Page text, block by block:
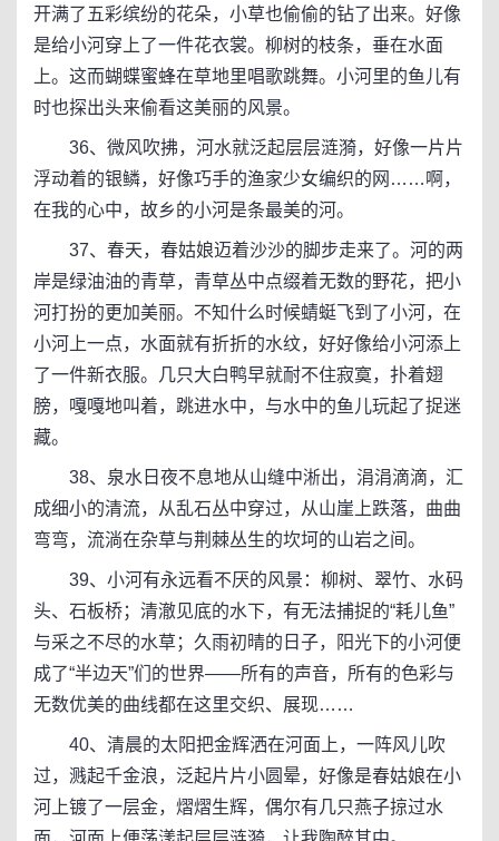
开满了五彩缤纷的花朵，小草也偷偷的钻了出来。好像
是给小河穿上了一件花衣裳。柳树的枝条，垂在水面
上。这而蝴蝶蜜蜂在草地里唱歌跳舞。小河里的鱼儿有
时也探出头来偷看这美丽的风景。
36、微风吹拂，河水就泛起层层涟漪，好像一片片
浮动着的银鳞，好像巧手的渔家少女编织的网……啊，
在我的心中，故乡的小河是条最美的河。
37、春天，春姑娘迈着沙沙的脚步走来了。河的两
岸是绿油油的青草，青草丛中点缀着无数的野花，把小
河打扮的更加美丽。不知什么时候蜻蜓飞到了小河，在
小河上一点，水面就有折折的水纹，好好像给小河添上
了一件新衣服。几只大白鸭早就耐不住寂寞，扑着翅
膀，嘎嘎地叫着，跳进水中，与水中的鱼儿玩起了捉迷
藏。
38、泉水日夜不息地从山缝中淅出，涓涓滴滴，汇
成细小的清流，从乱石丛中穿过，从山崖上跌落，曲曲
弯弯，流淌在杂草与荆棘丛生的坎坷的山岩之间。
39、小河有永远看不厌的风景：柳树、翠竹、水码
头、石板桥；清澈见底的水下，有无法捕捉的“耗儿鱼”
与采之不尽的水草；久雨初晴的日子，阳光下的小河便
成了“半边天”们的世界——所有的声音，所有的色彩与
无数优美的曲线都在这里交织、展现……
40、清晨的太阳把金辉洒在河面上，一阵风儿吹
过，溅起千金浪，泛起片片小圆晕，好像是春姑娘在小
河上镀了一层金，熠熠生辉，偶尔有几只燕子掠过水